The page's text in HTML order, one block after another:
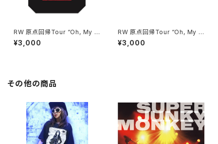
RW 原点回帰Tour “Oh, My G
od” トートバッグ
¥3,000
RW 原点回帰Tour “Oh, My G
od” マフラータオル
¥3,000
その他の商品